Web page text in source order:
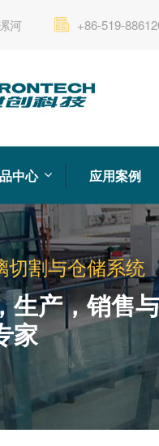
河 +86-519-
中心 应用案例
切割与仓储系统
生产，销售
家